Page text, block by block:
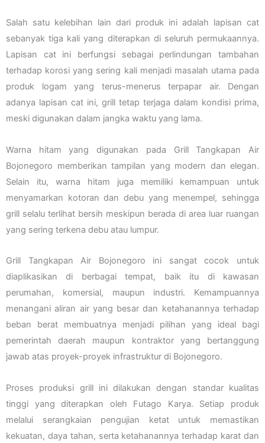
Salah satu kelebihan lain dari produk ini adalah lapisan cat
sebanyak tiga kali yang diterapkan di seluruh permukaannya.
Lapisan cat ini berfungsi sebagai perlindungan tambahan
terhadap korosi yang sering kali menjadi masalah utama pada
produk logam yang terus-menerus terpapar air. Dengan
adanya lapisan cat ini, grill tetap terjaga dalam kondisi prima,
meski digunakan dalam jangka waktu yang lama.
Warna hitam yang digunakan pada Grill Tangkapan Air
Bojonegoro memberikan tampilan yang modern dan elegan.
Selain itu, warna hitam juga memiliki kemampuan untuk
menyamarkan kotoran dan debu yang menempel, sehingga
grill selalu terlihat bersih meskipun berada di area luar ruangan
yang sering terkena debu atau lumpur.
Grill Tangkapan Air Bojonegoro ini sangat cocok untuk
diaplikasikan di berbagai tempat, baik itu di kawasan
perumahan, komersial, maupun industri. Kemampuannya
menangani aliran air yang besar dan ketahanannya terhadap
beban berat membuatnya menjadi pilihan yang ideal bagi
pemerintah daerah maupun kontraktor yang bertanggung
jawab atas proyek-proyek infrastruktur di Bojonegoro.
Proses produksi grill ini dilakukan dengan standar kualitas
tinggi yang diterapkan oleh Futago Karya. Setiap produk
melalui serangkaian pengujian ketat untuk memastikan
kekuatan, daya tahan, serta ketahanannya terhadap karat dan